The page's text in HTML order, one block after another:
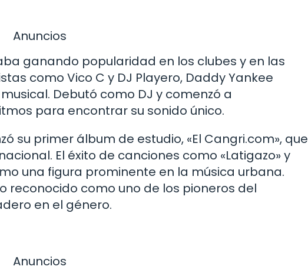
Anuncios
ganando popularidad en los clubes y en las
como Vico C y DJ Playero, Daddy Yankee
Debutó como DJ y comenzó a
para encontrar su sonido único.
su primer álbum de estudio, «El Cangri.com», que
El éxito de canciones como «Latigazo» y
una figura prominente en la música urbana.
reconocido como uno de los pioneros del
en el género.
Anuncios